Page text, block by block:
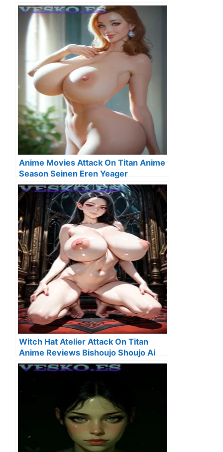
Anime Movies Attack On Titan Anime
Season Seinen Eren Yeager
Witch Hat Atelier Attack On Titan
Anime Reviews Bishoujo Shoujo Ai